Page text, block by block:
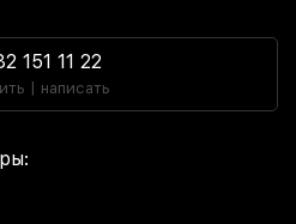
151 11 22
| написать